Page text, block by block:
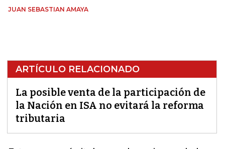
JUAN SEBASTIAN AMAYA
ARTÍCULO RELACIONADO
La posible venta de la participación de
la Nación en ISA no evitará la reforma
tributaria